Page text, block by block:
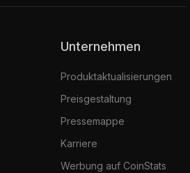
Unternehmen
Produktaktualisierungen
Preisgestaltung
Pressemappe
Karriere
Werbung auf CoinStats